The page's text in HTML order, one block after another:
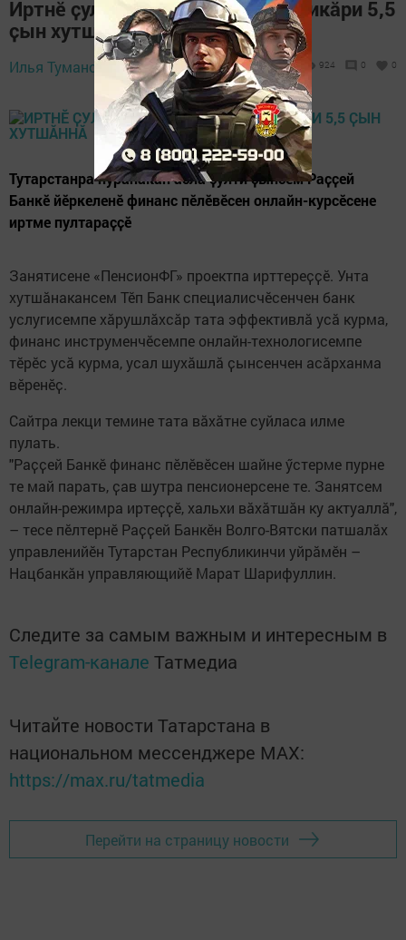
Иртнӗ ҫул ҫак проектра республикӑри 5,5
ҫын хутшӑннӑ
Илья Туманов, 2 February 2021 - 12:12 924 0 0
Тутарстанра пурӑнакан аслӑ ҫулти ҫынсем Раҫҫей
Банкӗ йӗркеленӗ финанс пӗлӗвӗсен онлайн-курсӗсене
иртме пултараҫҫӗ
Занятисене «ПенсионФГ» проектпа ирттереҫҫӗ. Унта
хутшӑнакансем Тӗп Банк специалисчӗсенчен банк
услугисемпе хӑрушлӑхсӑр тата эффективлӑ усӑ курма,
финанс инструменчӗсемпе онлайн-технологисемпе
тӗрӗс усӑ курма, усал шухӑшлӑ ҫынсенчен асӑрханма
вӗренӗҫ.
Сайтра лекци темине тата вӑхӑтне суйласа илме
пулать.
"Раҫҫей Банкӗ финанс пӗлӗвӗсен шайне ӳстерме пурне
те май парать, ҫав шутра пенсионерсене те. Занятсем
онлайн-режимра иртеҫҫӗ, хальхи вӑхӑтшӑн ку актуаллӑ",
– тесе пӗлтернӗ Раҫҫей Банкӗн Волго-Вятски патшалӑх
управленийӗн Тутарстан Республикинчи уйрӑмӗн –
Нацбанкӑн управляющийӗ Марат Шарифуллин.
Следите за самым важным и интересным в
Telegram-канале Татмедиа
Читайте новости Татарстана в
национальном мессенджере MАХ:
https://max.ru/tatmedia
Перейти на страницу новости